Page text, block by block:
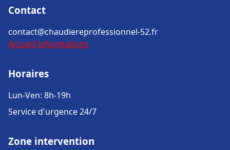
Contact
contact@chaudiereprofessionnel-52.fr
Accueil Informations
Horaires
Lun-Ven: 8h-19h
Service d'urgence 24/7
Zone intervention